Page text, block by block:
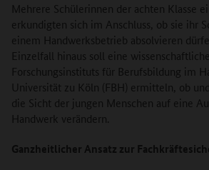
Mehrere Schülerinnen der achten Klasse
erkundigten sich im Anschluss, ob sie ihr
einem Handwerksbetrieb absolvieren
Einzelfall hinaus soll eine
Forschungsinstituts für Berufsbildung im
Universität zu Köln (FBH) ermitteln, ob
die Sicht der jungen Menschen auf eine
Handwerk verändern.
Ganzheitlicher Ansatz zur